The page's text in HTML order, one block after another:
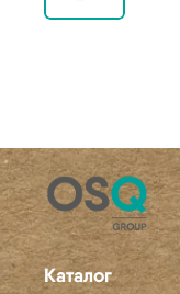
Каталог